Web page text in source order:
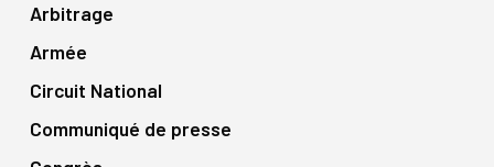
Arbitrage
Armée
Circuit National
Communiqué de presse